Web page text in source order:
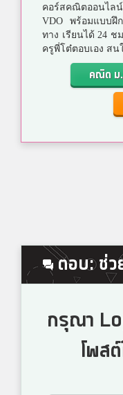
คอร์สคณิตออนไ
VDO พร้อมแบบฝึ
ทาง เรียนได้ 24 ช
ครูพี่โต๋ตอบเอง สน
คณิต ม
ตอบ: ช่ว
กรุณา
โพส